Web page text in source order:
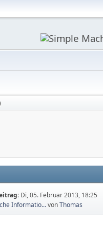
Di, 05. Februar 2013, 18:25
Informatio...vonThomas